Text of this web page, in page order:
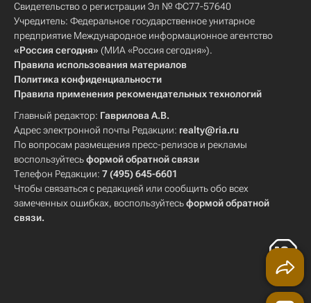
Свидетельство о регистрации Эл № ФС77-57640
Учредитель: Федеральное государственное унитарное
предприятие Международное информационное агентство
«Россия сегодня» (МИА «Россия сегодня»).
Правила использования материалов
Политика конфиденциальности
Правила применения рекомендательных технологий
Главный редактор: Гаврилова А.В.
Адрес электронной почты Редакции: realty@ria.ru
По вопросам размещения пресс-релизов и рекламы
воспользуйтесьформой обратной связи
Телефон Редакции: 7 (495) 645-6601
Чтобы связаться с редакцией или сообщить обо всех
замеченных ошибках, воспользуйтесьформой обратной
связи.